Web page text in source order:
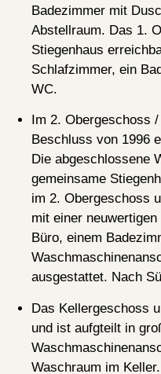
Badezimmer mit
Abstellraum. Das 1.
Stiegenhaus
Schlafzimmer, ein
WC.
Im 2. Obergeschoss
Beschluss von 1996
Die abgeschlossene
gemeinsame
im 2. Obergeschoss
mit einer
Büro, einem
ausgestattet. Nach
Das Kellergeschoss
und ist aufgteilt in
Waschraum im Keller.